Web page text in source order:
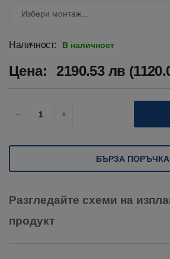
Наличност: В наличност
Цена: 2190.53 лв
БЪРЗА ПОРЪЧКА
Разгледайте схеми на
продукт